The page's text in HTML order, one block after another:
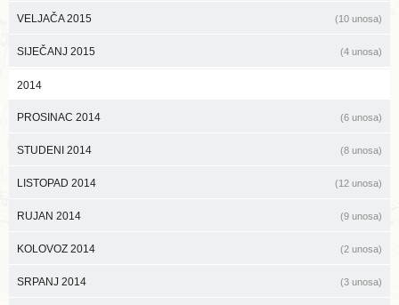
VELJAČA 2015 (10 unosa)
SIJEČANJ 2015 (4 unosa)
2014
PROSINAC 2014 (6 unosa)
STUDENI 2014 (8 unosa)
LISTOPAD 2014 (12 unosa)
RUJAN 2014 (9 unosa)
KOLOVOZ 2014 (2 unosa)
SRPANJ 2014 (3 unosa)